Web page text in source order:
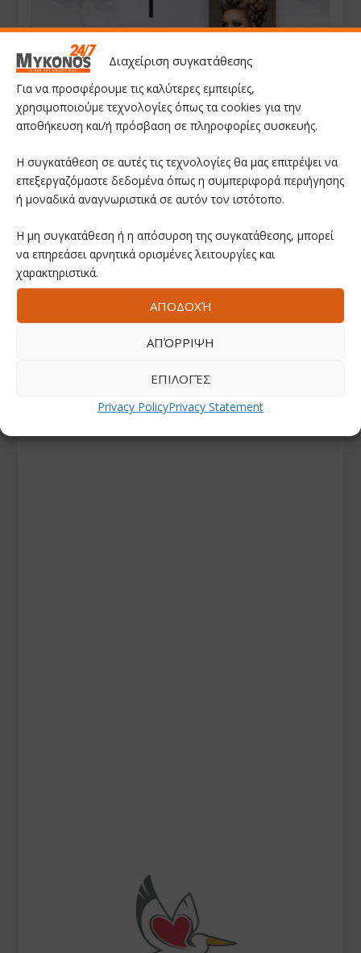
Διαχείριση συγκατάθεσης
Για να προσφέρουμε τις καλύτερες εμπειρίες,
χρησιμοποιούμε τεχνολογίες όπως τα cookies για την
αποθήκευση και/ή πρόσβαση σε πληροφορίες συσκευής.
Η συγκατάθεση σε αυτές τις τεχνολογίες θα μας επιτρέψει να
επεξεργαζόμαστε δεδομένα όπως η συμπεριφορά περιήγησης
ή μοναδικά αναγνωριστικά σε αυτόν τον ιστότοπο.
Η μη συγκατάθεση ή η απόσυρση της συγκατάθεσης, μπορεί
να επηρεάσει αρνητικά ορισμένες λειτουργίες και
χαρακτηριστικά.
ΑΠΟΔΟΧΉ
ΑΠΌΡΡΙΨΗ
ΕΠΙΛΟΓΈΣ
Privacy PolicyPrivacy Statement